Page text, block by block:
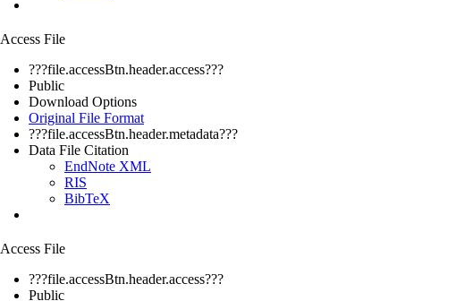
Access File
???file.accessBtn.header.access???
Public
Download Options
Original File Format
???file.accessBtn.header.metadata???
Data File Citation
EndNote XML
RIS
BibTeX
Access File
???file.accessBtn.header.access???
Public